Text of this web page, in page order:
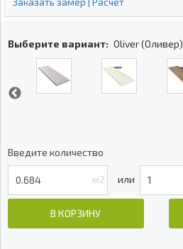
Выберите вариант: Oliver (Оливер)
Введите количество
м2
В КОРЗИНУ